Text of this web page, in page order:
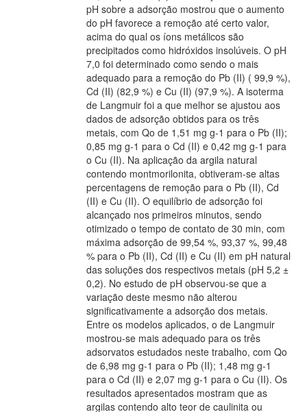
pH sobre a adsorção mostrou que o aumento
do pH favorece a remoção até certo valor,
acima do qual os íons metálicos são
precipitados como hidróxidos insolúveis. O pH
7,0 foi determinado como sendo o mais
adequado para a remoção do Pb (II) ( 99,9 %),
Cd (II) (82,9 %) e Cu (II) (97,9 %). A isoterma
de Langmuir foi a que melhor se ajustou aos
dados de adsorção obtidos para os três
metais, com Qo de 1,51 mg g-1 para o Pb (II);
0,85 mg g-1 para o Cd (II) e 0,42 mg g-1 para
o Cu (II). Na aplicação da argila natural
contendo montmorilonita, obtiveram-se altas
percentagens de remoção para o Pb (II), Cd
(II) e Cu (II). O equilíbrio de adsorção foi
alcançado nos primeiros minutos, sendo
otimizado o tempo de contato de 30 min, com
máxima adsorção de 99,54 %, 93,37 %, 99,48
% para o Pb (II), Cd (II) e Cu (II) em pH natural
das soluções dos respectivos metais (pH 5,2 ±
0,2). No estudo de pH observou-se que a
variação deste mesmo não alterou
significativamente a adsorção dos metais.
Entre os modelos aplicados, o de Langmuir
mostrou-se mais adequado para os três
adsorvatos estudados neste trabalho, com Qo
de 6,98 mg g-1 para o Pb (II); 1,48 mg g-1
para o Cd (II) e 2,07 mg g-1 para o Cu (II). Os
resultados apresentados mostram que as
argilas contendo alto teor de caulinita ou